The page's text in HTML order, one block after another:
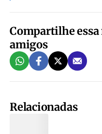
Compartilhe
amigos
Relacionadas